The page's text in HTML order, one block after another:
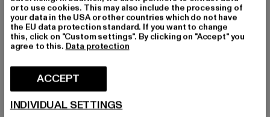
or to use cookies. This may also include the processing of
your data in the USA or other countries which do not have
the EU data protection standard. If you want to change
this, click on "Custom settings". By clicking on "Accept" you
agree to this. Data protection
ACCEPT
INDIVIDUAL SETTINGS